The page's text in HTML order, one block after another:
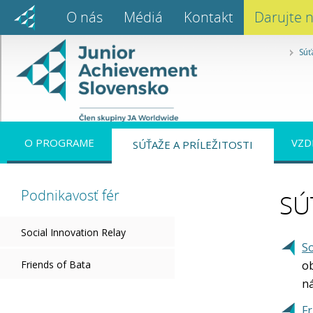
O nás Médiá Kontakt Darujte
O PROGRAME SÚŤAŽE A PRÍLEŽITOSTI
Podnikavosť fér
Social Innovation Relay
Friends of Bata